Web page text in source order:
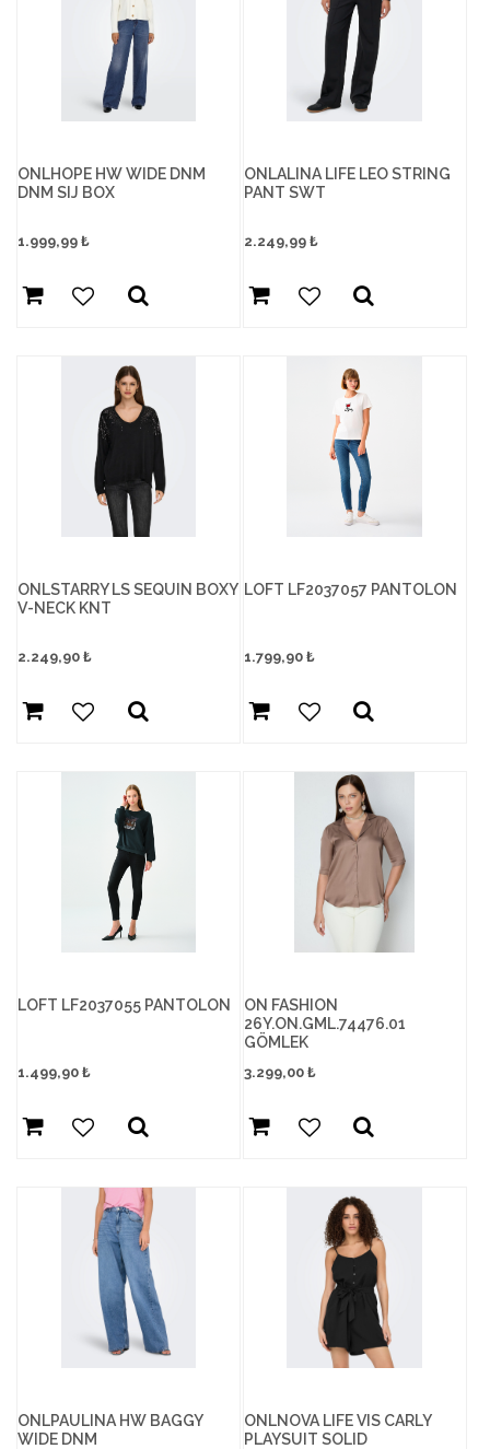
ONLHOPE HW WIDE DNM
DNM SIJ BOX
1.999,99 ₺
ONLALINA LIFE LEO STRING
PANT SWT
2.249,99₺
ONLSTARRY LS SEQUIN BOXY
V-NECK KNT
2.249,90 ₺
LOFT LF2037057 PANTOLON
1.799,90₺
LOFT LF2037055 PANTOLON
1.499,90 ₺
ON FASHION
26Y.ON.GML.74476.01
GÖMLEK
3.299,00₺
ONLPAULINA HW BAGGY
WIDE DNM
ONLNOVA LIFE VIS CARLY
PLAYSUIT SOLID